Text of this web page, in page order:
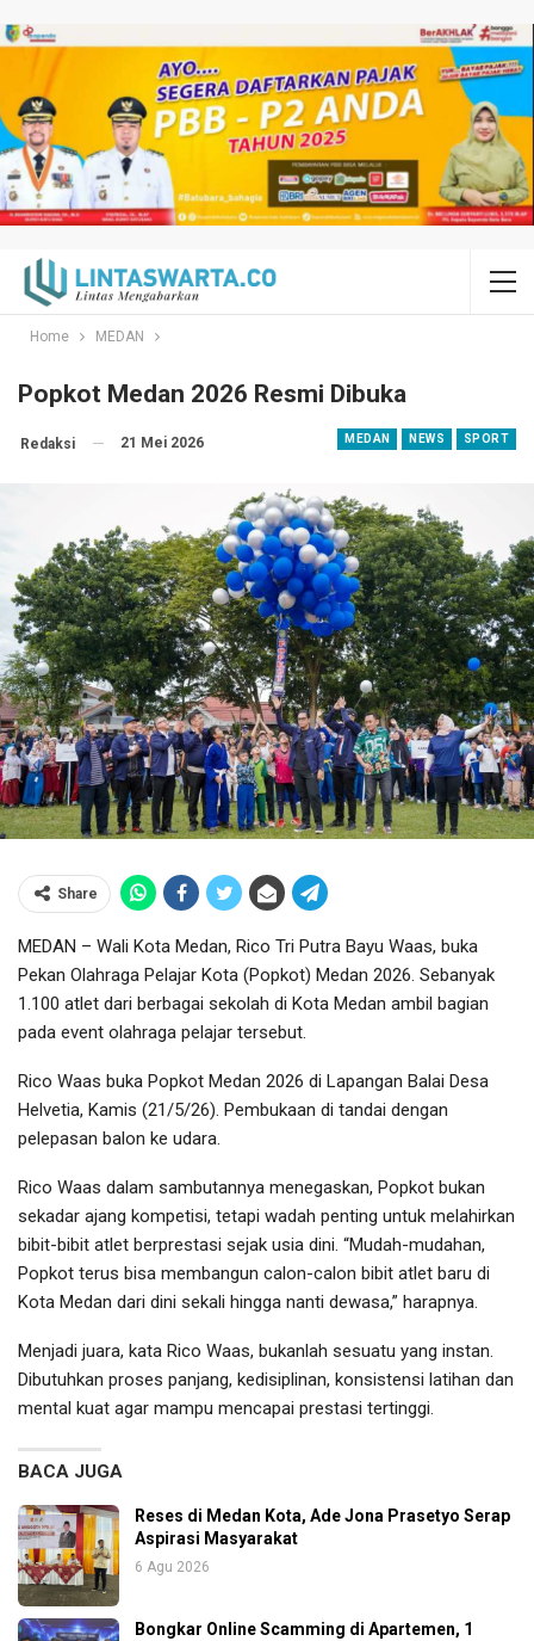
Home MEDAN
Popkot Medan 2026 Resmi Dibuka
MEDAN NEWS SPORT
Redaksi 21 Mei 2026
Share
MEDAN – Wali Kota Medan, Rico Tri Putra Bayu Waas, buka
Pekan Olahraga Pelajar Kota (Popkot) Medan 2026. Sebanyak
1.100 atlet dari berbagai sekolah di Kota Medan ambil bagian
pada event olahraga pelajar tersebut.
Rico Waas buka Popkot Medan 2026 di Lapangan Balai Desa
Helvetia, Kamis (21/5/26). Pembukaan di tandai dengan
pelepasan balon ke udara.
Rico Waas dalam sambutannya menegaskan, Popkot bukan
sekadar ajang kompetisi, tetapi wadah penting untuk melahirkan
bibit-bibit atlet berprestasi sejak usia dini. “Mudah-mudahan,
Popkot terus bisa membangun calon-calon bibit atlet baru di
Kota Medan dari dini sekali hingga nanti dewasa,” harapnya.
Menjadi juara, kata Rico Waas, bukanlah sesuatu yang instan.
Dibutuhkan proses panjang, kedisiplinan, konsistensi latihan dan
mental kuat agar mampu mencapai prestasi tertinggi.
BACA JUGA
Reses di Medan Kota, Ade Jona Prasetyo Serap
Aspirasi Masyarakat
6 Agu 2026
Bongkar Online Scamming di Apartemen, 1